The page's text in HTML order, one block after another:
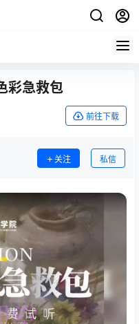
彩急救包
前往下载
关注 私信